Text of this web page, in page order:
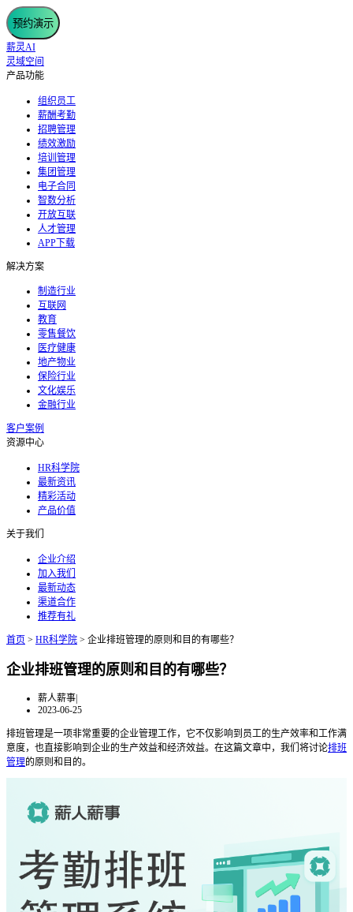
预约演示
薪灵AI
灵域空间
产品功能
组织员工
薪酬考勤
招聘管理
绩效激励
培训管理
集团管理
电子合同
智数分析
开放互联
人才管理
APP下载
解决方案
制造行业
互联网
教育
零售餐饮
医疗健康
地产物业
保险行业
文化娱乐
金融行业
客户案例
资源中心
HR科学院
最新资讯
精彩活动
产品价值
关于我们
企业介绍
加入我们
最新动态
渠道合作
推荐有礼
首页 > HR科学院 > 企业排班管理的原则和目的有哪些？
企业排班管理的原则和目的有哪些？
薪人薪事|
2023-06-25
排班管理是一项非常重要的企业管理工作，它不仅影响到员工的生产效率和工作满
意度，也直接影响到企业的生产效益和经济效益。在这篇文章中，我们将讨论排班
管理的原则和目的。